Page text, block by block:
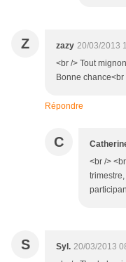
Z zazy 20/03/2013
<br /> Tout
Bonne chance<br
Répondre
C
<br />
S Syl. 20/03/2013